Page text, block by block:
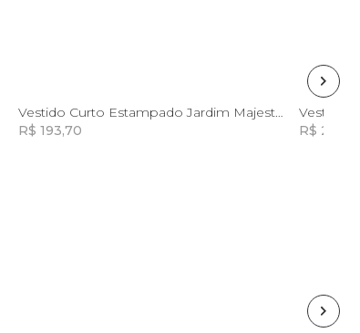
Vestido Curto Estampado Jardim Majestoso Preto
R$ 193,70
Vestido
R$